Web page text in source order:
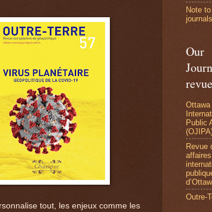
tout, les enjeux comme les
Note
Our
Public
Revue
affaires
Outre-